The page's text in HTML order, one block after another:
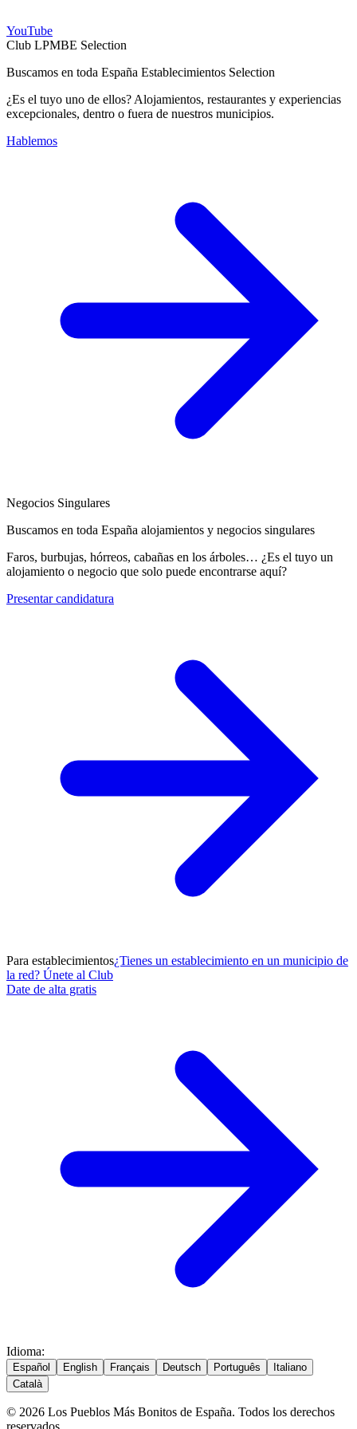
YouTube
Club LPMBE Selection
Buscamos en toda España Establecimientos Selection
¿Es el tuyo uno de ellos? Alojamientos, restaurantes y experiencias
excepcionales, dentro o fuera de nuestros municipios.
Hablemos
Negocios Singulares
Buscamos en toda España alojamientos y negocios singulares
Faros, burbujas, hórreos, cabañas en los árboles… ¿Es el tuyo un
alojamiento o negocio que solo puede encontrarse aquí?
Presentar candidatura
Para establecimientos¿Tienes un establecimiento en un municipio de
la red? Únete al Club
Date de alta gratis
Idioma:
Español English Français Deutsch Português
Italiano
Català
© 2026 Los Pueblos Más Bonitos de España. Todos los derechos